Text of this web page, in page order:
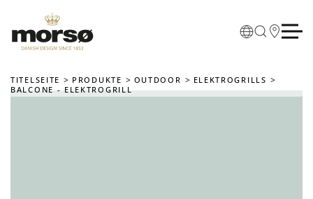
Skip to main content
TITELSEITE PRODUKTE OUTDOOR
ELEKTROGRILLS
BALCONE - ELEKTROGRILL